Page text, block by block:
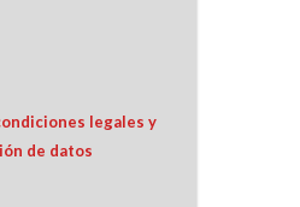
legales y
de datos